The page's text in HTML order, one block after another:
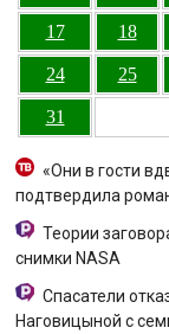
17 18
24 25
31
«Они в гости
подтвердила
Теории
снимки NASA
Спасатели
Наговицыной с